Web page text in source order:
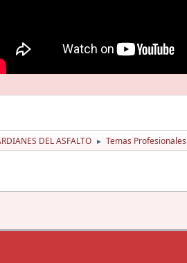
DEL ASFALTO ► Temas Profesionales